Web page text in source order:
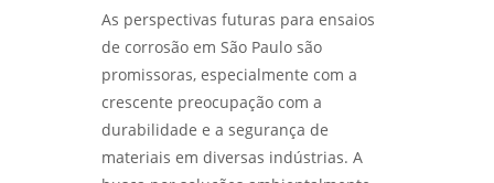
LABMETAL
ANÁLISE DO TIPO DE QUEBRA: ENTENDA SEUS
IMPACTOS E REPERCUSSÕES - LABMETAL
As perspectivas futuras para ensaios
de corrosão em São Paulo são
promissoras, especialmente com a
crescente preocupação com a
durabilidade e a segurança de
materiais em diversas indústrias. A